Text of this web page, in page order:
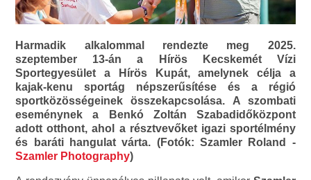
Harmadik alkalommal rendezte meg 2025.
szeptember 13-án a Hírös Kecskemét Vízi
Sportegyesület a Hírös Kupát, amelynek célja a
kajak-kenu sportág népszerűsítése és a régió
sportközösségeinek összekapcsolása. A szombati
eseménynek a Benkó Zoltán Szabadidőközpont
adott otthont, ahol a résztvevőket igazi sportélmény
és baráti hangulat várta. (Fotók: Szamler Roland -
Szamler Photography)